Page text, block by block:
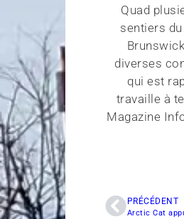
Quad
sentiers
diverses
qui est
travaille à
Magazine
PRÉCÉDENT